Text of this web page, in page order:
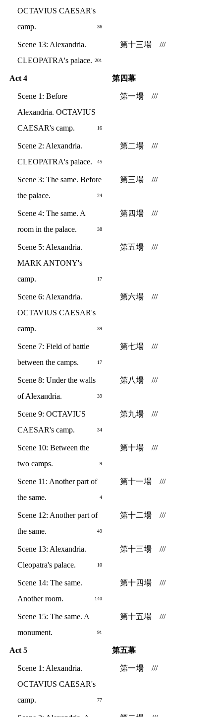
OCTAVIUS CAESAR's
camp.
36
Scene 13: Alexandria.
CLEOPATRA's palace. 201
第十三場 ///
Act 4 第四幕
Scene 1: Before
Alexandria. OCTAVIUS
CAESAR's camp.
16
第一場 ///
Scene 2: Alexandria.
CLEOPATRA's palace.
45
第二場 ///
Scene 3: The same. Before
the palace.
24
第三場 ///
Scene 4: The same. A
room in the palace.
38
第四場 ///
Scene 5: Alexandria.
MARK ANTONY's
camp.
17
第五場 ///
Scene 6: Alexandria.
OCTAVIUS CAESAR's
camp.
39
第六場 ///
Scene 7: Field of battle
between the camps.
17
第七場 ///
Scene 8: Under the walls
of Alexandria.
39
第八場 ///
Scene 9: OCTAVIUS
CAESAR's camp.
34
第九場 ///
Scene 10: Between the
two camps.
9
第十場 ///
Scene 11: Another part of
the same.
4
第十一場 ///
Scene 12: Another part of
the same.
49
第十二場 ///
Scene 13: Alexandria.
Cleopatra's palace.
10
第十三場 ///
Scene 14: The same.
Another room.
140
第十四場 ///
Scene 15: The same. A
monument.
91
第十五場 ///
Act 5 第五幕
Scene 1: Alexandria.
OCTAVIUS CAESAR's
camp.
77
第一場 ///